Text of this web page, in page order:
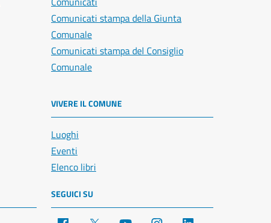
Comunicati stampa della Giunta
Comunale
Comunicati stampa del Consiglio
Comunale
VIVERE IL COMUNE
Luoghi
Eventi
Elenco libri
SEGUICI SU